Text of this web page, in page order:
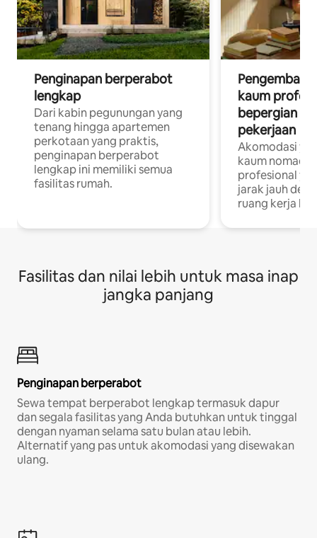
Penginapan berperabot
lengkap
Dari kabin pegunungan yang
tenang hingga apartemen
perkotaan yang praktis,
penginapan berperabot
lengkap ini memiliki semua
fasilitas rumah.
Pengembara
kaum
bepergian
pekerjaan
Akomodasi
kaum
profesional
jarak jauh
ruang kerja
Fasilitas dan nilai lebih untuk masa inap
jangka panjang
Penginapan berperabot
Sewa tempat berperabot lengkap termasuk dapur
dan segala fasilitas yang Anda butuhkan untuk tinggal
dengan nyaman selama satu bulan atau lebih.
Alternatif yang pas untuk akomodasi yang disewakan
ulang.